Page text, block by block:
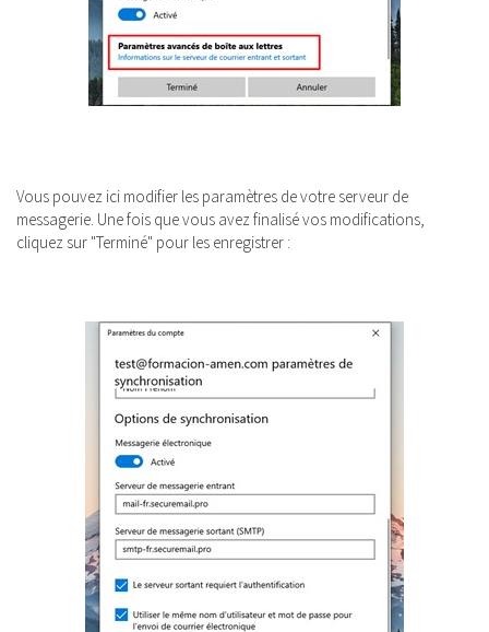
Vous pouvez ici modifier les paramètres de votre serveur de
messagerie. Une fois que vous avez finalisé vos modifications,
cliquez sur "Terminé" pour les enregistrer :